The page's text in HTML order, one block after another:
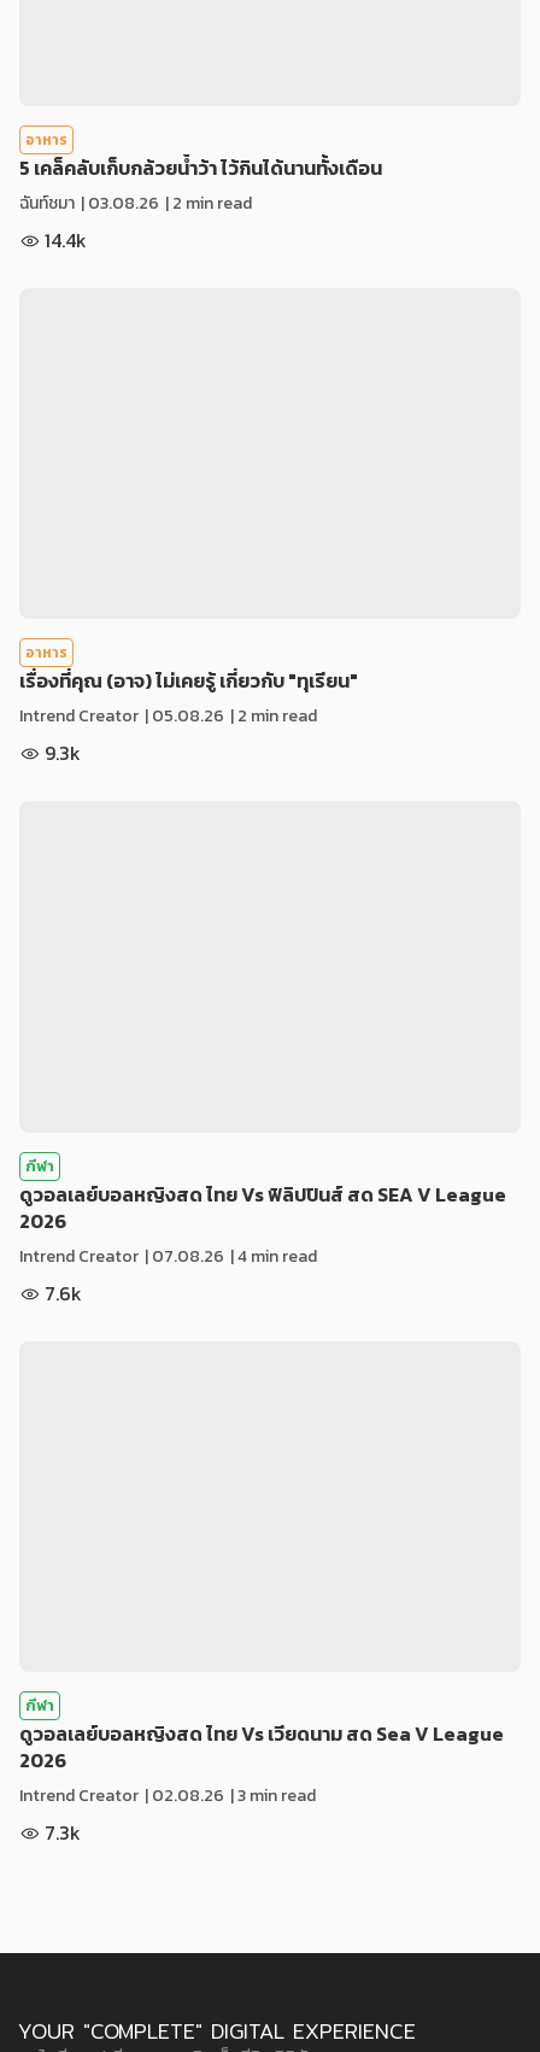
อาหาร
5 เคล็คลับเก็บกล้วยน้ำว้า ไว้กินได้นานทั้งเดือน
ฉันท์ชมา |03.08.26 | 2 min read
14.4k
อาหาร
เรื่องที่คุณ (อาจ) ไม่เคยรู้ เกี่ยวกับ "ทุเรียน"
Intrend Creator |05.08.26 | 2 min read
9.3k
กีฬา
ดูวอลเลย์บอลหญิงสด ไทย Vs ฟิลิปปินส์ สด SEA V League
2026
Intrend Creator |07.08.26 | 4 min read
7.6k
กีฬา
ดูวอลเลย์บอลหญิงสด ไทย Vs เวียดนาม สด Sea V League
2026
Intrend Creator |02.08.26 | 3 min read
7.3k
YOUR "COMPLETE" DIGITAL EXPERIENCE